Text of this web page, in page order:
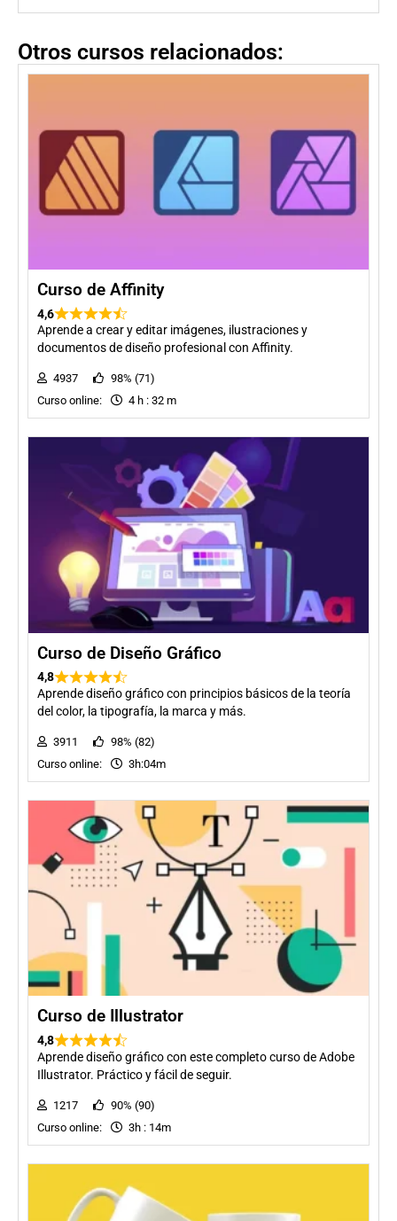
Otros cursos relacionados:
Curso de Affinity
4,6
Aprende a crear y editar imágenes, ilustraciones y
documentos de diseño profesional con Affinity.
4937
98% (71)
Curso online:
4 h : 32 m
Curso de Diseño Gráfico
4,8
Aprende diseño gráfico con principios básicos de la teoría
del color, la tipografía, la marca y más.
3911
98% (82)
Curso online:
3h:04m
Curso de Illustrator
4,8
Aprende diseño gráfico con este completo curso de Adobe
Illustrator. Práctico y fácil de seguir.
1217
90% (90)
Curso online:
3h : 14m